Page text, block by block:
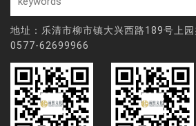
地址：乐清市柳市镇大兴西路189号上园
0577-62699966